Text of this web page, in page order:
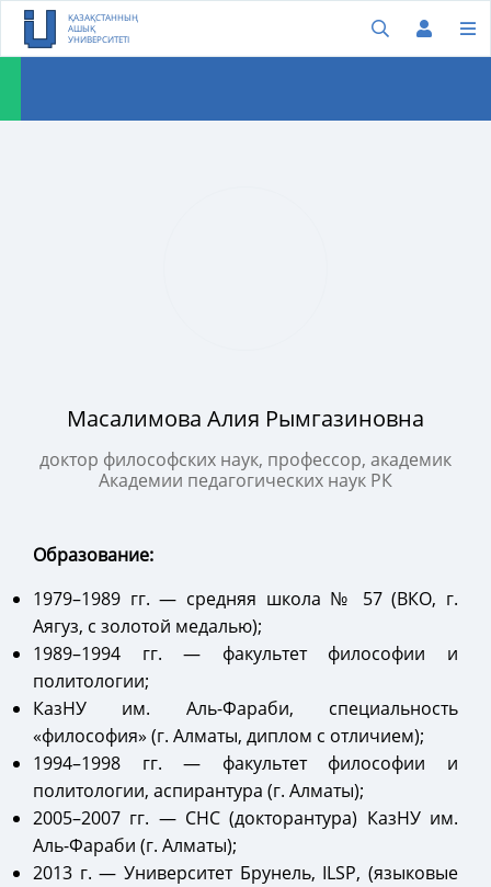
ҚАЗАҚСТАННЫҢ
АШЫҚ
УНИВЕРСИТЕТІ
Масалимова Алия Рымгазиновна
доктор философских наук, профессор, академик
Академии педагогических наук РК
Образование:
1979–1989 гг.— средняя школа № 57 (ВКО, г.
Аягуз, с золотой медалью);
1989–1994 гг.— факультет философии и
политологии;
КазНУ им. Аль-Фараби, специальность
«философия» (г. Алматы, диплом с отличием);
1994–1998 гг.— факультет философии и
политологии, аспирантура (г. Алматы);
2005–2007 гг. —СНС (докторантура) КазНУ им.
Аль-Фараби (г. Алматы);
2013 г.— Университет Брунель, ILSP, (языковые